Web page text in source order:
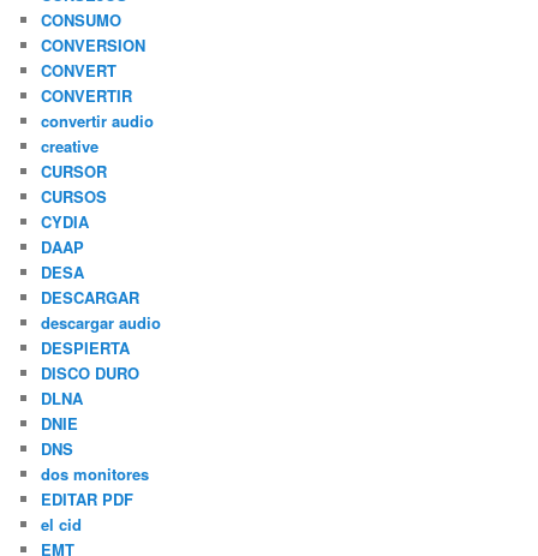
CONSUMO
CONVERSION
CONVERT
CONVERTIR
convertir audio
creative
CURSOR
CURSOS
CYDIA
DAAP
DESA
DESCARGAR
descargar audio
DESPIERTA
DISCO DURO
DLNA
DNIE
DNS
dos monitores
EDITAR PDF
el cid
EMT